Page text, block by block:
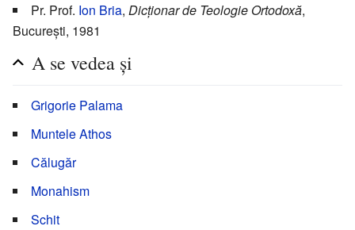
Pr. Prof. Ion Bria, Dicționar de Teologie Ortodoxă,
București, 1981
A se vedea și
Grigorie Palama
Muntele Athos
Călugăr
Monahism
Schit